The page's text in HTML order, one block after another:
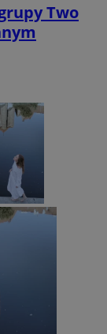
Two